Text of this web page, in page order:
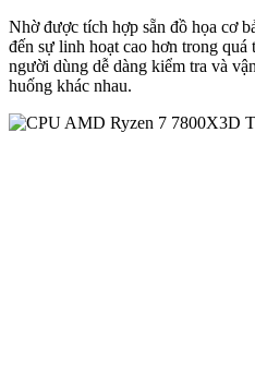
Nhờ được tích hợp sẵn đồ họa cơ
đến sự linh hoạt cao hơn trong
người dùng dễ dàng kiểm tra và
huống khác nhau.